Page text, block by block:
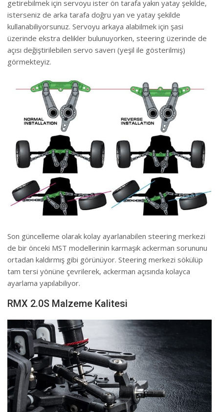
getirebilmek için servoyu ister ön tarafa yakın yatay şekilde,
isterseniz de arka tarafa doğru yan ve yatay şekilde
kullanabiliyorsunuz. Servoyu arkaya alabilmek için şasi
üzerinde ekstra delikler bulunuyorken, steering üzerinde de
açısı değiştirilebilen servo saverı (yeşil ile gösterilmiş)
görmekteyiz.
Son güncelleme olarak kolay ayarlanabilen steering merkezi
de bir önceki MST modellerinin karmaşık ackerman sorununu
ortadan kaldırmış gibi görünüyor. Steering merkezi sökülüp
tam tersi yönüne çevrilerek, ackerman açısında kolayca
ayarlama yapılabiliyor.
RMX 2.0S Malzeme Kalitesi